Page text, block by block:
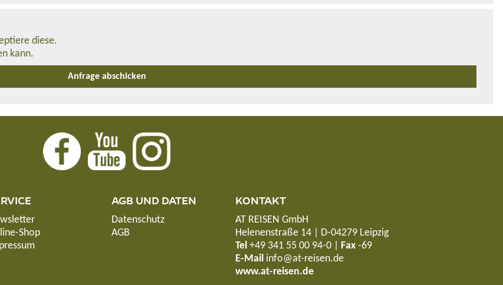
diese.
kann.
Shop
AGB UND DATEN
Datenschutz
AGB
KONTAKT
AT REISEN GmbH
Helenenstraße 14 | D-04279 Leipzig
Tel +49 341 55 00 94-0| Fax-69
E-Mail info@at-reisen.de
www.at-reisen.de